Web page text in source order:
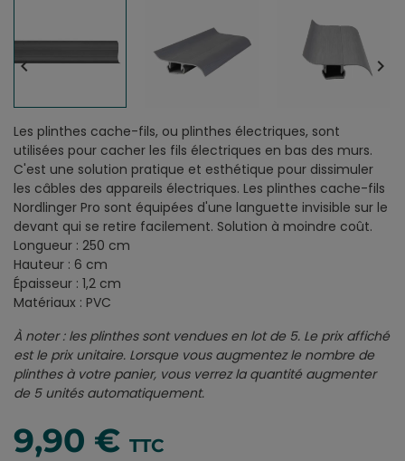
 
Les plinthes cache-fils, ou plinthes électriques, sont
utilisées pour cacher les fils électriques en bas des murs.
C'est une solution pratique et esthétique pour dissimuler
les câbles des appareils électriques. Les plinthes cache-fils
Nordlinger Pro sont équipées d'une languette invisible sur le
devant qui se retire facilement. Solution à moindre coût.
Longueur : 250 cm
Hauteur : 6 cm
Épaisseur : 1,2 cm
Matériaux : PVC
À noter : les plinthes sont vendues en lot de 5. Le prix affiché
est le prix unitaire. Lorsque vous augmentez le nombre de
plinthes à votre panier, vous verrez la quantité augmenter
de 5 unités automatiquement.
9,90 € TTC